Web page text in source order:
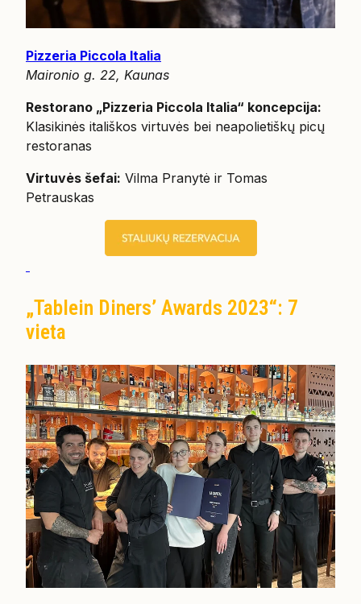
Pizzeria Piccola Italia
Maironio g. 22, Kaunas
Restorano „Pizzeria Piccola Italia“ koncepcija:
Klasikinės itališkos virtuvės bei neapolietiškų picų
restoranas
Virtuvės šefai: Vilma Pranytė ir Tomas
Petrauskas
„Tablein Diners’ Awards 2023“: 7
vieta